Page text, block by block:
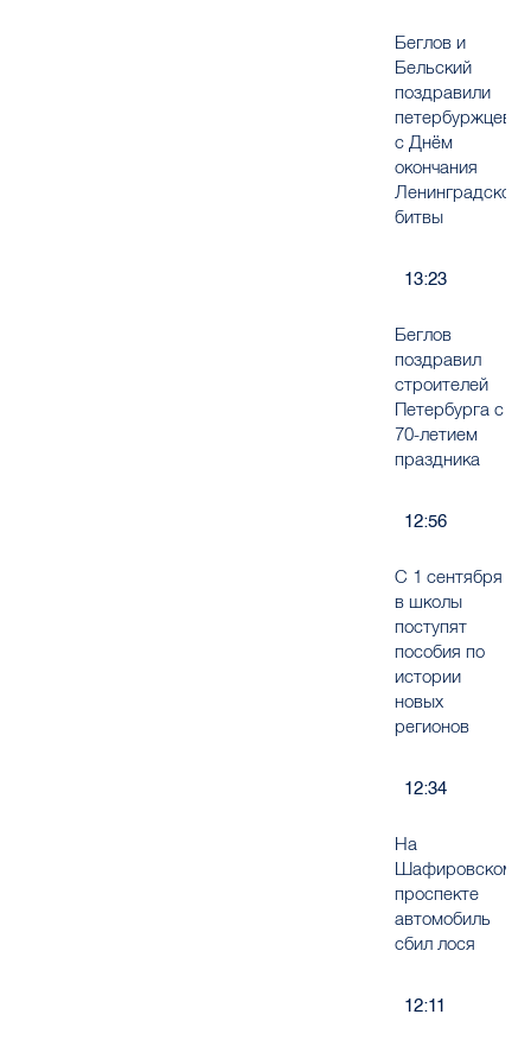
Беглов и
Бельский
поздравили
петербуржцев
с Днём
окончания
Ленинградской
битвы
13:23
Беглов
поздравил
строителей
Петербурга с
70-летием
праздника
12:56
С 1 сентября
в школы
поступят
пособия по
истории
новых
регионов
12:34
На
Шафировском
проспекте
автомобиль
сбил лося
12:11